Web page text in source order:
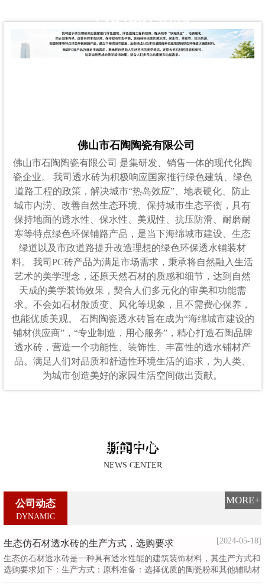
13929913048
佛山市石陶陶瓷有限公司
佛山市石陶陶瓷有限公司 是集研发、销售一体的现代化陶
瓷企业。 我司透水砖为积极响应国家推行绿色建筑、绿色
道路工程的政策，解决城市“热岛效应”、地表硬化、防止
城市内涝、改善自然生态环境、保持城市生态平衡，具有
保持地面的透水性、保水性、美观性、抗压防滑、耐磨耐
寒等特点绿色环保铺路产品，是当下海绵城市建设、生态
绿道以及市政道路提升改造理想的绿色环保透水铺装材
料。 我司PC砖产品为满足市场需求，秉承将自然融入生活
艺术的美学理念，还原天然石材的质感和细节，达到自然
天成的美学装饰效果，契合人们多元化的审美和功能需
求。不会如石材般质变、风化等现象，且不需费心保养，
也能优质美观。 石陶陶瓷透水砖旨在成为“海绵城市建设的
铺材供应商”，“专业制造，用心服务”，精心打造石陶品牌
透水砖，营造一个功能性、装饰性、丰富性的透水铺材产
品。满足人们对品质和舒适性环境生活的追求，为人类、
为城市创造美好的家园生活空间做出贡献。
新闻中心
NEWS CENTER
定制咨询陈经理:
13929913048
公司动态
DYNAMIC
MORE+
生态仿石材透水砖的生产方式，选购要求
[2024-05-18]
生态仿石材透水砖是一种具有透水性能的建筑装饰材料，其生产方式和
选购要求如下：生产方式：原料准备：选择优质的陶瓷粉和其他辅助材
料，按照一定的配方比例进行混合。成型工艺：采用模压或压制成型工